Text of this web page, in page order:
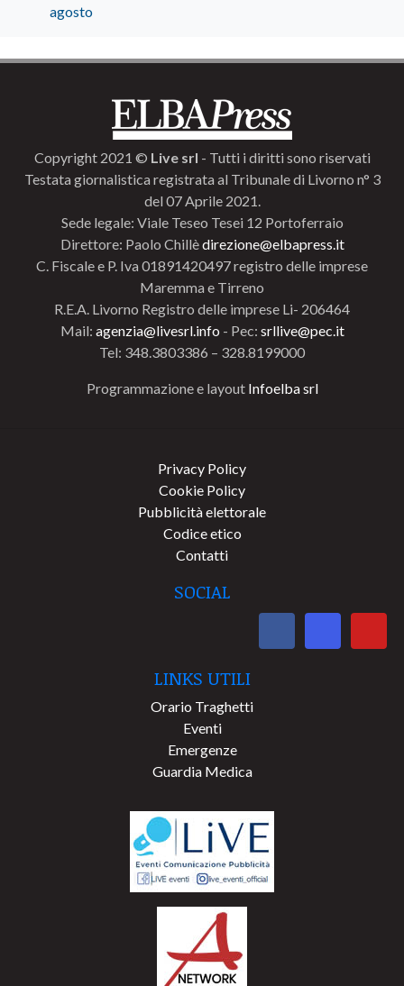
agosto
Copyright 2021 © Live srl - Tutti i diritti sono riservati
Testata giornalistica registrata al Tribunale di Livorno n° 3
del 07 Aprile 2021.
Sede legale: Viale Teseo Tesei 12 Portoferraio
Direttore: Paolo Chillèdirezione@elbapress.it
C. Fiscale e P. Iva 01891420497 registro delle imprese
Maremma e Tirreno
R.E.A. Livorno Registro delle imprese Li- 206464
Mail: agenzia@livesrl.info - Pec: srllive@pec.it
Tel: 348.3803386 – 328.8199000
Programmazione e layout Infoelba srl
Privacy Policy
Cookie Policy
Pubblicità elettorale
Codice etico
Contatti
SOCIAL
LINKS UTILI
Orario Traghetti
Eventi
Emergenze
Guardia Medica